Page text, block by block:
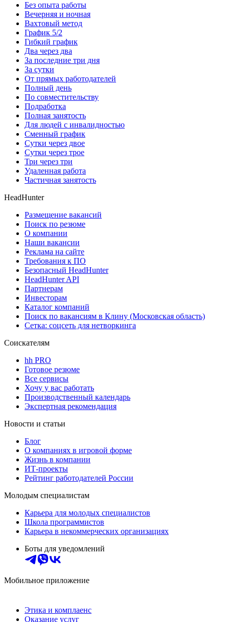
Без опыта работы
Вечерняя и ночная
Вахтовый метод
График 5/2
Гибкий график
Два через два
За последние три дня
За сутки
От прямых работодателей
Полный день
По совместительству
Подработка
Полная занятость
Для людей с инвалидностью
Сменный график
Сутки через двое
Сутки через трое
Три через три
Удаленная работа
Частичная занятость
HeadHunter
Размещение вакансий
Поиск по резюме
О компании
Наши вакансии
Реклама на сайте
Требования к ПО
Безопасный HeadHunter
HeadHunter API
Партнерам
Инвесторам
Каталог компаний
Поиск по вакансиям в Клину (Московская область)
Сетка: соцсеть для нетворкинга
Соискателям
hh PRO
Готовое резюме
Все сервисы
Хочу у вас работать
Производственный календарь
Экспертная рекомендация
Новости и статьи
Блог
О компаниях в игровой форме
Жизнь в компании
ИТ-проекты
Рейтинг работодателей России
Молодым специалистам
Карьера для молодых специалистов
Школа программистов
Карьера в некоммерческих организациях
Боты для уведомлений
Мобильное приложение
Этика и комплаенс
Оказание услуг